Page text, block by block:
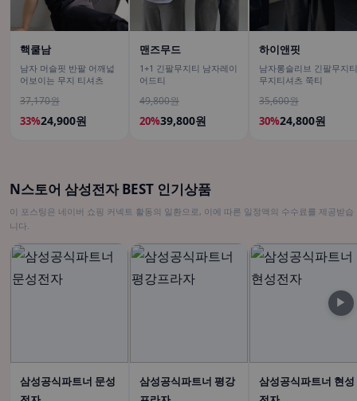
핵쿨남
남자 머슬핏 반팔 어깨넓
어보이는 무지 티셔츠
37,170원
33%24,900원
맨즈무드
1+1 긴팔무지티 남자레이
어드티
49,800원
20%39,800원
하이앤핏
남자롱슬리브 긴팔무지티
무지티셔츠 쭉티
35,600원
30%24,800원
N스토어 삼성전자 BEST 인기상품
이 포스팅은 네이버 쇼핑 커넥트 활동의 일환으로, 이에 따른 일정액의 수수료를 제공받습
니다.
삼성공식파트너 문성
삼성공식파트너 평강
삼성공식파트너 현성
▶